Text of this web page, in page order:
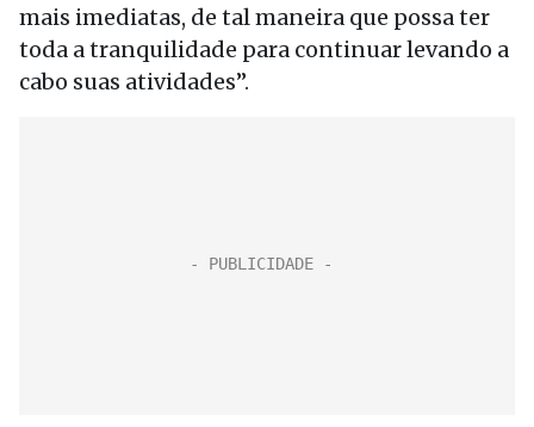
mais imediatas, de tal maneira que possa ter
toda a tranquilidade para continuar levando a
cabo suas atividades”.